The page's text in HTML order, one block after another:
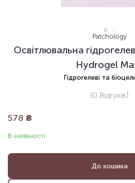
Patchology
Освітлювальна
Hydrogel
Гідрогелеві та
(0 Відгуків)
578 ₴
В наявності
До кошика